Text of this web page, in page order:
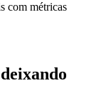
com métricas